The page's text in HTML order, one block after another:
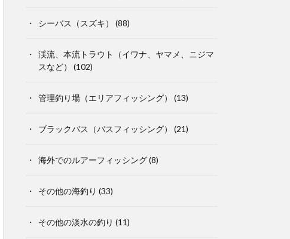
シーバス（スズキ） (88)
渓流、本流トラウト（イワナ、ヤマメ、ニジマ
スなど）
(102)
管理釣り場（エリアフィッシング） (13)
ブラックバス（バスフィッシング） (21)
海外でのルアーフィッシング(8)
その他の海釣り (33)
その他の淡水の釣り (11)